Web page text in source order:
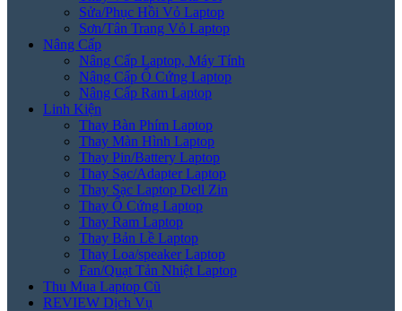
Sửa/Phục Hồi Vỏ Laptop
Sơn/Tân Trang Vỏ Laptop
Nâng Cấp
Nâng Cấp Laptop, Máy Tính
Nâng Cấp Ổ Cứng Laptop
Nâng Cấp Ram Laptop
Linh Kiện
Thay Bàn Phím Laptop
Thay Màn Hình Laptop
Thay Pin/Battery Laptop
Thay Sạc/Adapter Laptop
Thay Sạc Laptop Dell Zin
Thay Ổ Cứng Laptop
Thay Ram Laptop
Thay Bản Lề Laptop
Thay Loa/speaker Laptop
Fan/Quạt Tản Nhiệt Laptop
Thu Mua Laptop Cũ
REVIEW Dịch Vụ